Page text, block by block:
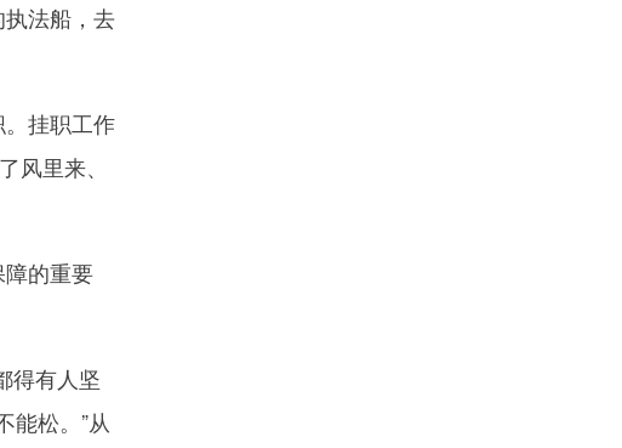
法船，去
挂职工作
风里来、
的重要
得有人坚
能松。”从